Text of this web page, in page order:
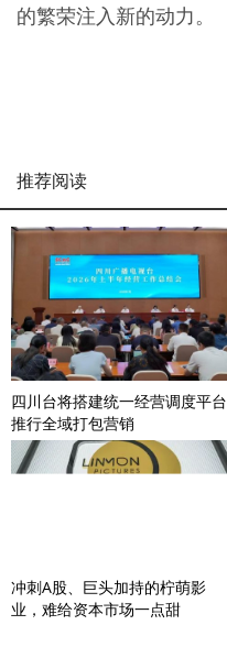
的繁荣注入新的动力。
推荐阅读
四川台将搭建统一经营调度平台
推行全域打包营销
冲刺A股、巨头加持的柠萌影
业，难给资本市场一点甜